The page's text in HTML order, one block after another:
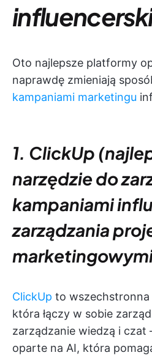
Oto najlepsze platformy
naprawdę zmieniają
kampaniami marketingu
1. ClickUp
narzędzie do
kampaniami
zarządzania
ClickUp to wszechstronna
która łączy w sobie
zarządzanie wiedzą i
oparte na AI, która